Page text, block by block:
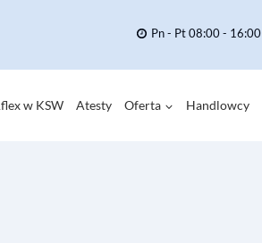
Pn - Pt 08:00 - 16:00
w KSW Atesty Oferta Handlowcy